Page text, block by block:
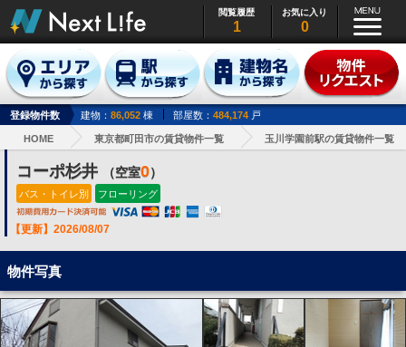
閲覧履歴
1
お気に入り
0
登録物件数 建物： 86,052 棟 部屋数： 484,174 戸
HOME 東京都町田市の賃貸物件一覧 玉川学園前駅の賃貸物件一覧
コーポ杉井 （空室0）
バス・トイレ別 フローリング
【更新】2026/08/07
物件写真